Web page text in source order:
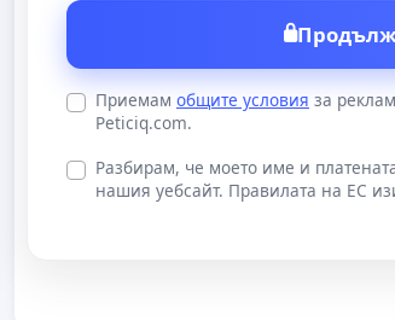
Приемам общите условия за
Peticiq.com.
Разбирам, че моето име и
нашия уебсайт. Правилата на ЕС